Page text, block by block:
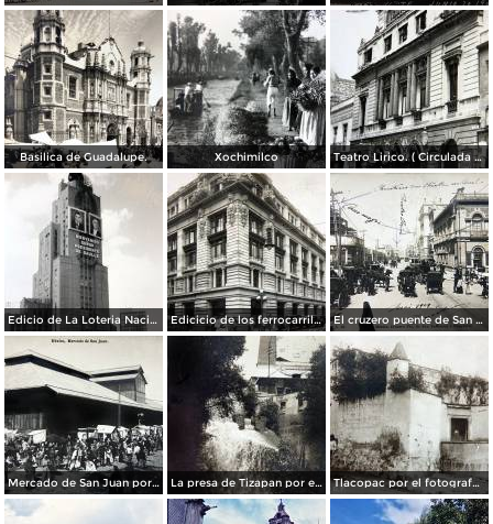
Basilica de Guadalupe. Xochimilco Teatro Lirico. ( Circulada el 1 de Agosto de 1926 ).
Edicio de La Loteria Nacional Ciudad de México Abril de 1964 Edicicio de los ferrocarriles. El cruzero puente de San Francisco y Guardiola por el fotografo Felix Miret.
Mercado de San Juan por el fotografo Felix Miret La presa de Tizapan por el fotografo Fernando Kososky. ( Circulada el 22 de Diembre de 1910 ). Tlacopac por el fotografo Hugo Brehme.